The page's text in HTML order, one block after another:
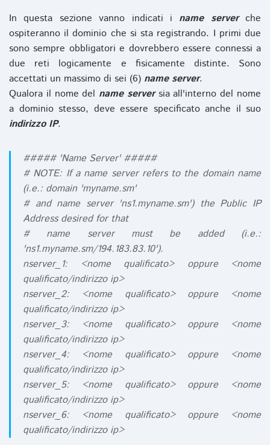
In questa sezione vanno indicati i name serverche
ospiteranno il dominio che si sta registrando. I primi due
sono sempre obbligatori e dovrebbero essere connessi a
due reti logicamente e fisicamente distinte. Sono
accettati un massimo di sei (6) name server.
Qualora il nome del name serversia all'interno del nome
a dominio stesso, deve essere specificato anche il suo
indirizzo IP.
##### 'Name Server' #####
# NOTE: If a name server refers to the domain name
(i.e.: domain 'myname.sm'
# and name server 'ns1.myname.sm') the Public IP
Address desired for that
# name server must be added (i.e.:
'ns1.myname.sm/194.183.83.10').
nserver_1: <nome qualificato> oppure <nome
qualificato/indirizzo ip>
nserver_2: <nome qualificato> oppure <nome
qualificato/indirizzo ip>
nserver_3: <nome qualificato> oppure <nome
qualificato/indirizzo ip>
nserver_4: <nome qualificato> oppure <nome
qualificato/indirizzo ip>
nserver_5: <nome qualificato> oppure <nome
qualificato/indirizzo ip>
nserver_6: <nome qualificato> oppure <nome
qualificato/indirizzo ip>